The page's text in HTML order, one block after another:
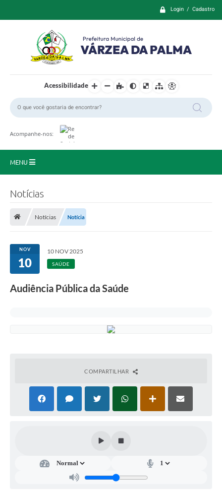
Login / Cadastro
Acessibilidade
Acompanhe-nos:
MENU
Cidadão
Publicações
Servidor
Lei Aldir Blanc
A Prefeitura
Notícias
Notícias Notícia
NOV
10
10 NOV 2025
SAÚDE
Audiência Pública da Saúde
COMPARTILHAR